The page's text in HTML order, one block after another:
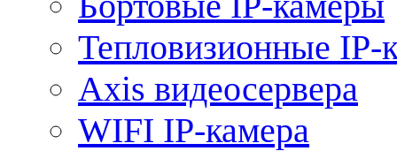
Тепловизионные IP-
Axis видеосервера
WIFI IP-камера